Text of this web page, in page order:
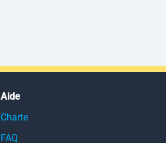
Aide
Charte
FAQ